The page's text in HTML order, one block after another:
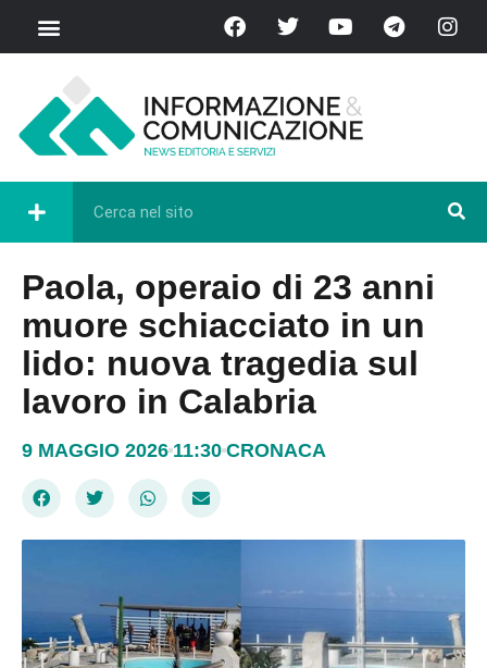
Paola, operaio di 23 anni
muore schiacciato in un
lido: nuova tragedia sul
lavoro in Calabria
9 MAGGIO 2026 11:30 CRONACA